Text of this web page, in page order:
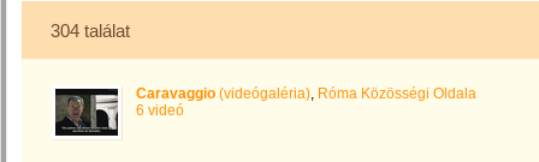
304 találat
Caravaggio (videógaléria), Róma Közösségi Oldala
6 videó